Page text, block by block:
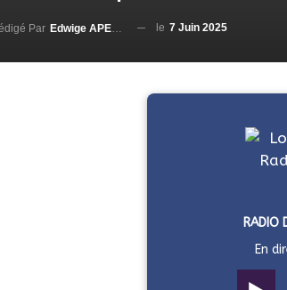
Par Edwige APEDO le 7 Juin 2025
RADIO
En